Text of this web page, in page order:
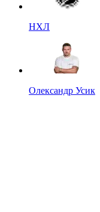
НХЛ
Олександр Усик